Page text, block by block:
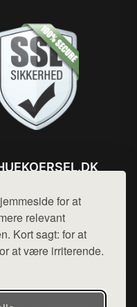
for at
relevant
Kort sagt: for at
at være irriterende.
hej@want.dk
Cookie- og privatlivspolitik